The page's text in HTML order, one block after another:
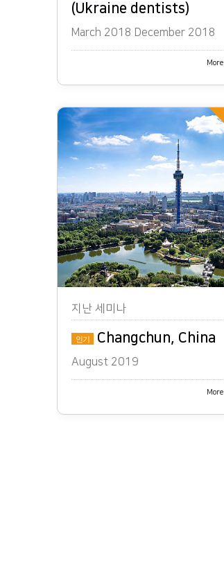
(Ukraine dentists)
March 2018 December 2018
More
지난 세미나
인기 Changchun, China
August 2019
More